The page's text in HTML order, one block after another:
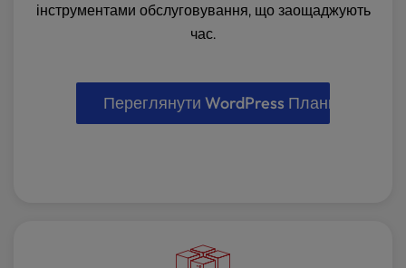
інструментами обслуговування, що заощаджують
час.
Переглянути WordPress Плани VPS